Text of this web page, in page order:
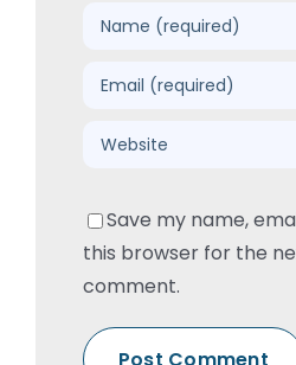
Save my name,
this browser for the
comment.